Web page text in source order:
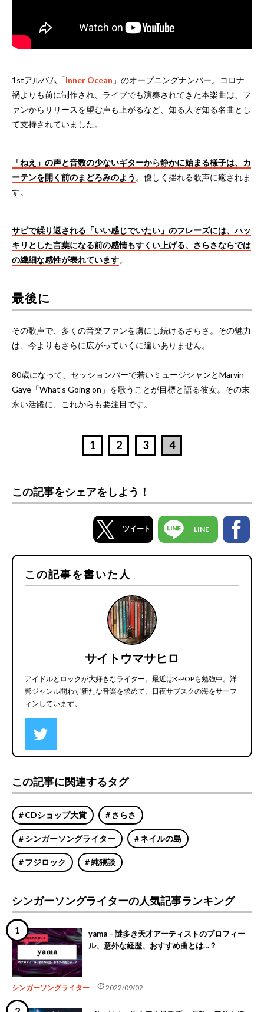
1stアルバム「Inner Ocean 」のオープニングナンバー。コロナ
禍よりも前に制作され、ライブでも演奏されてきた本楽曲は、フ
ァンからリリースを望む声も上がるなど、知る人ぞ知る名曲とし
て支持されていました。
「ねえ」の声と音数の少ないギターから静かに始まる様子は、カ
ーテンを開く前のまどろみのよう 。優しく揺れる歌声に癒されま
す。
サビで繰り返される「いい感じでいたい」のフレーズには、ハッ
キリとした言葉になる前の感情もすくい上げる、さらさならでは
の繊細な感性が表れています。
最後に
その歌声で、多くの音楽ファンを虜にし続けるさらさ。その魅力
は、今よりもさらに広がっていくに違いありません。
80歳になって、セッションバーで若いミュージシャンとMarvin
Gaye「What’s Going on」を歌うことが目標と語る彼女。その末
永い活躍に、これからも要注目です。
1 2 3 4
この記事をシェアをしよう！
ツイート LINE
この記事を書いた人
サイトウマサヒロ
アイドルとロックが大好きなライター。最近はK-POPも勉強中。洋
邦ジャンル問わず新たな音楽を求めて、日夜サブスクの海をサーフ
ィンしています。
この記事に関連するタグ
CDショップ大賞 さらさ
シンガーソングライター ネイルの島
フジロック 純猥談
シンガーソングライターの人気記事ランキング
yama – 謎多き天才アーティストのプロフィー
ル、意外な経歴、おすすめ曲とは…？
シンガーソングライター update2022/09/02